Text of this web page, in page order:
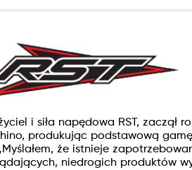
i siła napędowa RST, zaczął
produkując podstawową
że istnieje
niedrogich produktów